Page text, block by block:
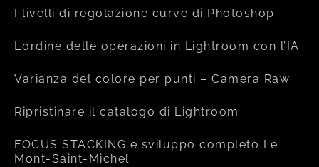
I livelli di regolazione curve di Photoshop
L’ordine delle operazioni in Lightroom con l’IA
Varianza del colore per punti – Camera Raw
Ripristinare il catalogo di Lightroom
FOCUS STACKING e sviluppo completo Le
Mont-Saint-Michel